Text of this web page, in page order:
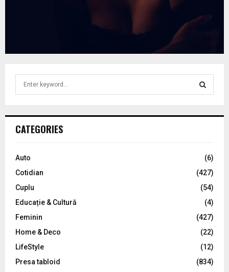
h
o
:
C
CATEGORIES
Auto
(6)
Cotidian
(427)
Cuplu
(54)
Educație & Cultură
(4)
Feminin
(427)
Home & Deco
(22)
LifeStyle
(12)
Presa tabloid
(834)